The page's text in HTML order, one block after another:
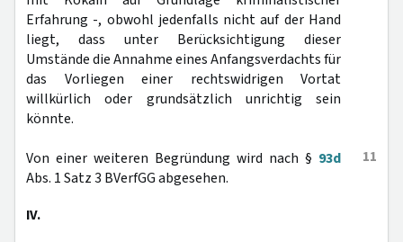
Erfahrung -, obwohl jedenfalls nicht auf der Hand
liegt, dass unter Berücksichtigung dieser
Umstände die Annahme eines Anfangsverdachts für
das Vorliegen einer rechtswidrigen Vortat
willkürlich oder grundsätzlich unrichtig sein
könnte.
11
Von einer weiteren Begründung wird nach § 93d
Abs. 1 Satz 3 BVerfGG abgesehen.
IV.